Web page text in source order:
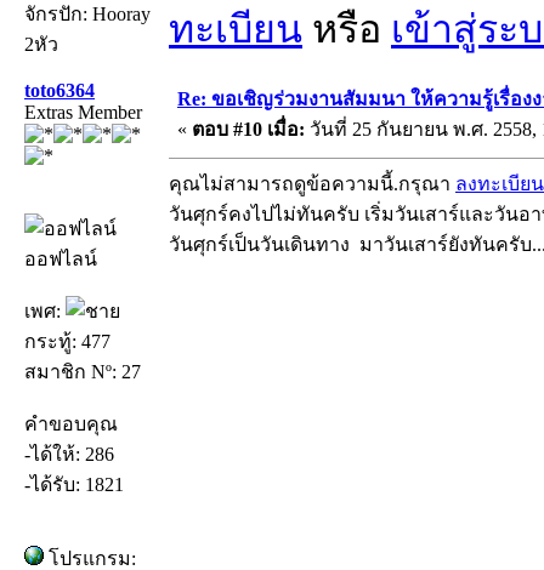
จักรปัก: Hooray
2หัว
ทะเบียน หรือ เข้าสู่ระ
toto6364
Extras Member
ออฟไลน์
เพศ:
กระทู้: 477
สมาชิก Nº: 27
คำขอบคุณ
-ได้ให้: 286
-ได้รับ: 1821
โปรแกรม:
Re: ขอเชิญร่วมงานสัมมนา ให้ความรู้เรื่อง
« ตอบ #10 เมื่อ: วันที่ 25 กันยายน พ.ศ. 2558,
คุณไม่สามารถดูข้อความนี้.กรุณา ลงทะเบียน
วันศุกร์คงไปไม่ทันครับ เริ่มวันเสาร์และวันอ
วันศุกร์เป็นวันเดินทาง มาวันเสาร์ยังทันครับ